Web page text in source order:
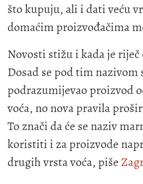
što kupuju, ali i dati veću
domaćim proizvođačima
Novosti stižu i kada je
Dosad se pod tim nazivom
podrazumijevao proizvod
voća, no nova pravila
To znači da će se naziv
koristiti i za proizvode
drugih vrsta voća, piše